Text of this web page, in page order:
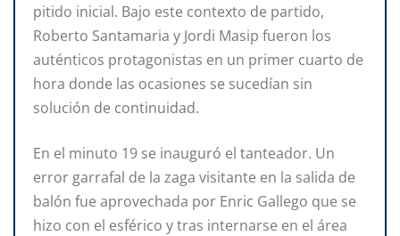
pitido inicial. Bajo este contexto de partido,
Roberto Santamaria y Jordi Masip fueron los
auténticos protagonistas en un primer cuarto de
hora donde las ocasiones se sucedían sin
solución de continuidad.
En el minuto 19 se inauguró el tanteador. Un
error garrafal de la zaga visitante en la salida de
balón fue aprovechada por Enric Gallego que se
hizo con el esférico y tras internarse en el área